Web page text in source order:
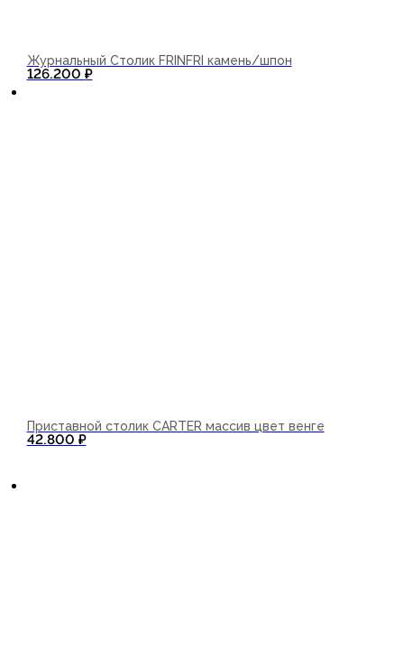
Журнальный Столик FRINFRI камень/шпон
126.200 ₽
Приставной столик CARTER массив цвет венге
42.800 ₽